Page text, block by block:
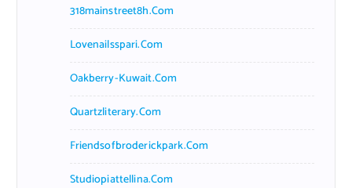
318mainstreet8h.com
Lovenailsspari.com
Oakberry-Kuwait.com
Quartzliterary.com
Friendsofbroderickpark.com
Studiopiattellina.com